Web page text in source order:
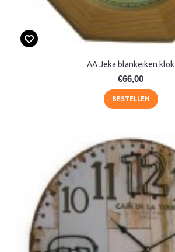
AA Jeka blankeiken klok
€66,00
BESTELLEN